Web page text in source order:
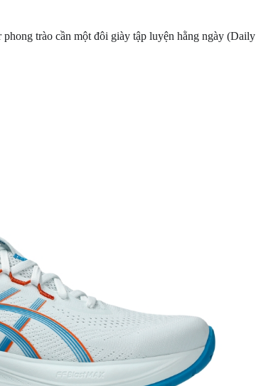
trào cần một đôi giày tập luyện hằng ngày (Daily